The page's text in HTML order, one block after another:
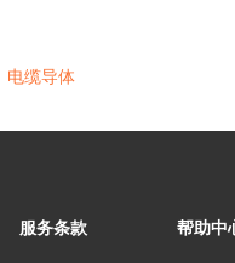
电缆导体
服务条款 帮助中